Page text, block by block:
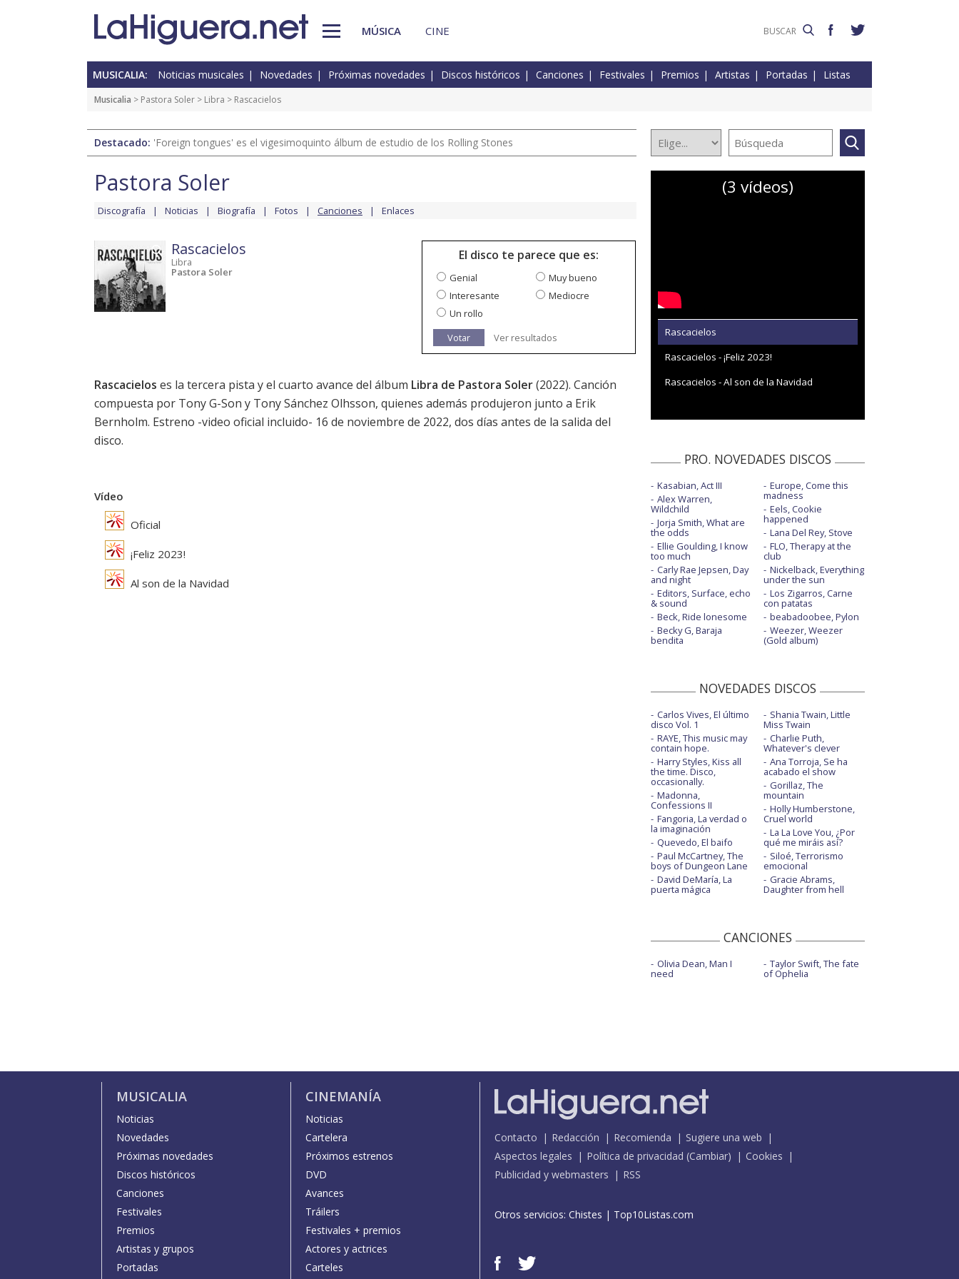
MÚSICA CINE
MUSICALIA: Noticias musicales Novedades Próximas novedades Discos históricos Canciones Festivales Premios Artistas Portadas Listas
Musicalia > Pastora Soler > Libra > Rascacielos
Destacado: 'Foreign tongues' es el vigesimoquinto álbum de estudio de los Rolling Stones
Pastora Soler
Discografía Noticias Biografía Fotos Canciones Enlaces
Rascacielos
Libra
Pastora Soler
El disco te parece que es:
Genial
Muy bueno
Interesante
Mediocre
Un rollo
Votar
Ver resultados
Rascacielos es la tercera pista y el cuarto avance del álbum Libra de Pastora Soler(2022). Canción
compuesta por Tony G-Son y Tony Sánchez Olhsson, quienes además produjeron junto a Erik
Bernholm. Estreno -video oficial incluido- 16 de noviembre de 2022, dos días antes de la salida del
disco.
Vídeo
Oficial
¡Feliz 2023!
Al son de la Navidad
(3 vídeos)
Rascacielos
Rascacielos - ¡Feliz 2023!
Rascacielos - Al son de la Navidad
PRO. NOVEDADES DISCOS
Kasabian, Act III
Alex Warren,
Wildchild
Jorja Smith, What are
the odds
Ellie Goulding, I know
too much
Carly Rae Jepsen, Day
and night
Editors, Surface, echo
& sound
Beck, Ride lonesome
Becky G, Baraja
bendita
Europe, Come this
madness
Eels, Cookie
happened
Lana Del Rey, Stove
FLO, Therapy at the
club
Nickelback, Everything
under the sun
Los Zigarros, Carne
con patatas
beabadoobee, Pylon
Weezer, Weezer
(Gold album)
NOVEDADES DISCOS
Carlos Vives, El último
disco Vol. 1
RAYE, This music may
contain hope.
Harry Styles, Kiss all
the time. Disco,
occasionally.
Madonna,
Confessions II
Fangoria, La verdad o
la imaginación
Quevedo, El baifo
Paul McCartney, The
boys of Dungeon Lane
David DeMaría, La
puerta mágica
Shania Twain, Little
Miss Twain
Charlie Puth,
Whatever's clever
Ana Torroja, Se ha
acabado el show
Gorillaz, The
mountain
Holly Humberstone,
Cruel world
La La Love You, ¿Por
qué me miráis así?
Siloé, Terrorismo
emocional
Gracie Abrams,
Daughter from hell
CANCIONES
Olivia Dean, Man I
need
Taylor Swift, The fate
of Ophelia
MUSICALIA
Noticias
Novedades
Próximas novedades
Discos históricos
Canciones
Festivales
Premios
Artistas y grupos
Portadas
CINEMANÍA
Noticias
Cartelera
Próximos estrenos
DVD
Avances
Tráilers
Festivales + premios
Actores y actrices
Carteles
Contacto Redacción Recomienda
Sugiere una web
Aspectos legales
Política de privacidad (Cambiar)
Cookies
Publicidad y webmasters
RSS
Otros servicios: Chistes | Top10Listas.com